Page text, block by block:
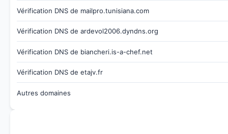
Vérification DNS de mailpro.tunisiana.com
Vérification DNS de ardevol2006.dyndns.org
Vérification DNS de biancheri.is-a-chef.net
Vérification DNS de etajv.fr
Autres domaines